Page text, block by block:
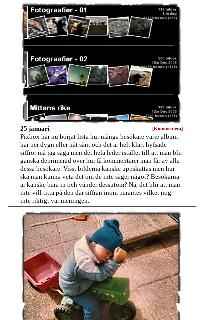
25 januari [Kommentera]
Pixbox har nu börjat lista hur många besökare varje album
har per dygn eller nåt sånt och det är helt klart hyfsade
siffror må jag säga men det hela leder istället till att man blir
ganska deprimerad över hur få kommentarer man får av alla
dessa besökare. Visst bilderna kanske uppskattas men hur
ska man kunna veta det om de inte säger något? Besökarna
är kanske bara in och vänder dessutom? Nä, det blir att man
inte vill titta på den där siffran inom parantes vilket nog
inte riktigt var meningen..